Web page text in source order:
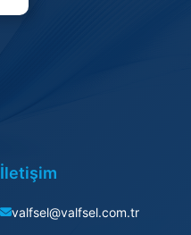
İletişim
valfsel@valfsel.com.tr